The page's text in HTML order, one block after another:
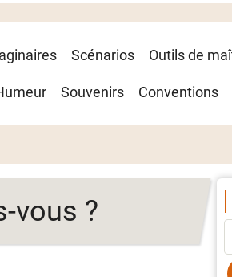
Scénarios Outils de
Souvenirs Conventions
vous ?